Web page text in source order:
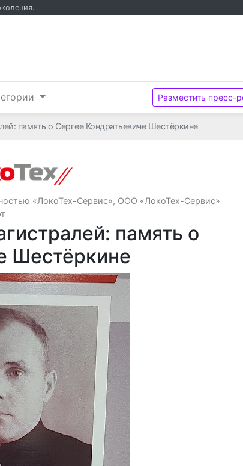
Разместить пресс-
память о Сергее Кондратьевиче Шестёркине
Общество с ограниченной
«ЛокоТех-Сервис», ООО «ЛокоТех-Сервис»
память о
Шестёркине